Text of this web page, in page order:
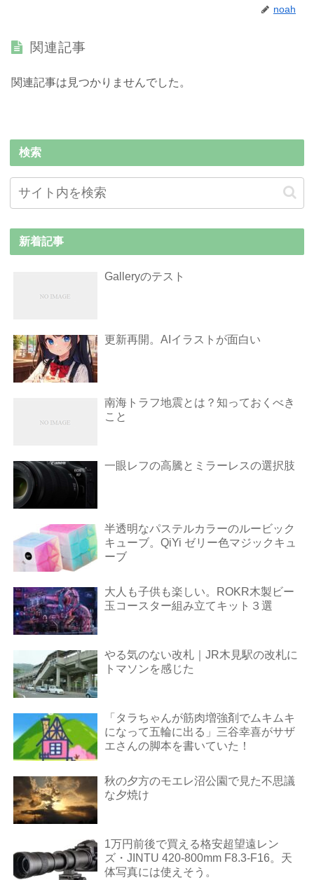
noah
関連記事
関連記事は見つかりませんでした。
検索
新着記事
Galleryのテスト
更新再開。AIイラストが面白い
南海トラフ地震とは？知っておくべき
こと
一眼レフの高騰とミラーレスの選択肢
半透明なパステルカラーのルービック
キューブ。QiYi ゼリー色マジックキュ
ーブ
大人も子供も楽しい。ROKR木製ビー
玉コースター組み立てキット３選
やる気のない改札｜JR木見駅の改札に
トマソンを感じた
「タラちゃんが筋肉増強剤でムキムキ
になって五輪に出る」三谷幸喜がサザ
エさんの脚本を書いていた！
秋の夕方のモエレ沼公園で見た不思議
な夕焼け
1万円前後で買える格安超望遠レン
ズ・JINTU 420-800mm F8.3-F16。天
体写真には使えそう。